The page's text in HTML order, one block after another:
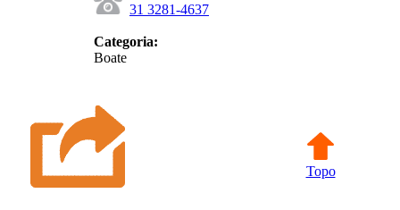
31 3281-4637
Categoria:
Boate
Topo